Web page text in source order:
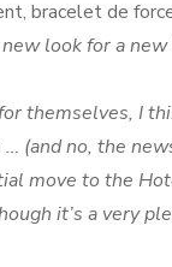
bracelet de
look for a
themselves, I
(and no, the
move to the
it’s a very